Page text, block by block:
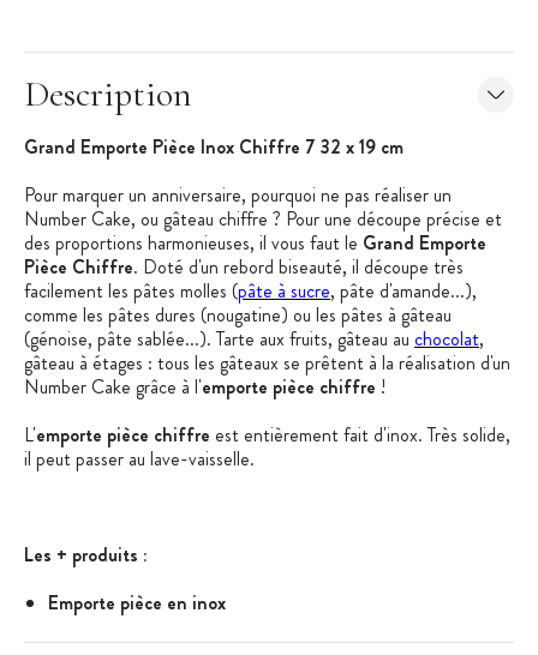
Description
Grand Emporte Pièce Inox Chiffre 7 32 x 19 cm
Pour marquer un anniversaire, pourquoi ne pas réaliser un
Number Cake, ou gâteau chiffre ? Pour une découpe précise et
des proportions harmonieuses, il vous faut le Grand Emporte
Pièce Chiffre. Doté d'un rebord biseauté, il découpe très
facilement les pâtes molles (pâte à sucre, pâte d'amande...),
comme les pâtes dures (nougatine) ou les pâtes à gâteau
(génoise, pâte sablée...). Tarte aux fruits, gâteau au chocolat,
gâteau à étages : tous les gâteaux se prêtent à la réalisation d'un
Number Cake grâce à l'emporte pièce chiffre !
L'emporte pièce chiffre est entièrement fait d'inox. Très solide,
il peut passer au lave-vaisselle.
Les + produits :
Emporte pièce en inox
Tranchant biseauté